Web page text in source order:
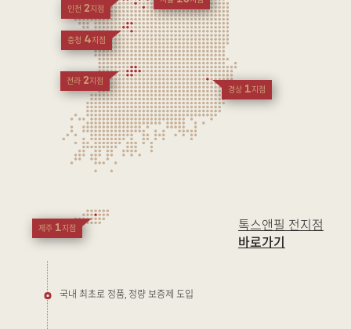
인천 2지점
충청 4지점
전라 2지점
경상 1지점
제주 1지점
톡스앤필 전지점
바로가기
국내 최초로 정품, 정량 보증제 도입